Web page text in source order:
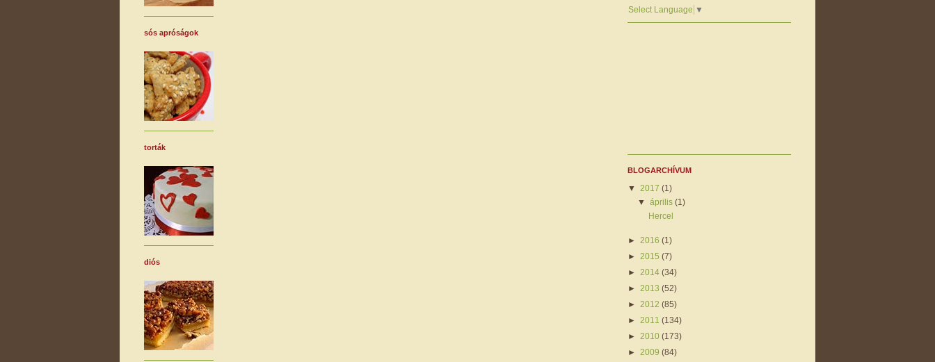
sós apróságok
torták
diós
Select Language ▼
BLOGARCHÍVUM
▼ 2017 (1)
▼április(1)
Hercel
► 2016 (1)
► 2015 (7)
► 2014 (34)
► 2013 (52)
► 2012 (85)
► 2011 (134)
► 2010 (173)
► 2009 (84)